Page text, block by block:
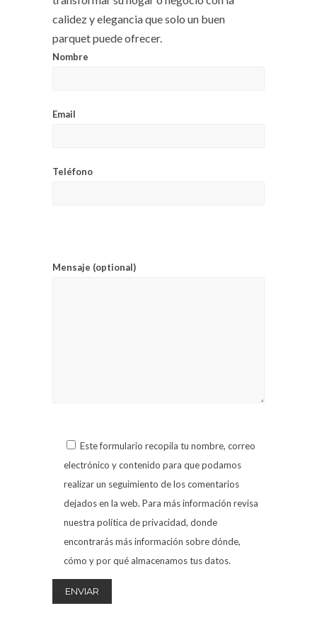
calidez y elegancia que solo un buen
parquet puede ofrecer.
Nombre
Email
Teléfono
Mensaje (optional)
Este formulario recopila tu nombre, correo
electrónico y contenido para que podamos
realizar un seguimiento de los comentarios
dejados en la web. Para más información revisa
nuestra política de privacidad, donde
encontrarás más información sobre dónde,
cómo y por qué almacenamos tus datos.